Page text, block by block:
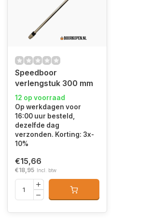
Speedboor
verlengstuk 300 mm
12 op voorraad
Op werkdagen voor
16:00 uur besteld,
dezelfde dag
verzonden. Korting: 3x-
10%
€15,66
€18,95 Incl. btw